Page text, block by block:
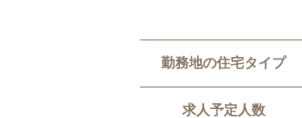
勤務地の住宅タイプ
求人予定人数